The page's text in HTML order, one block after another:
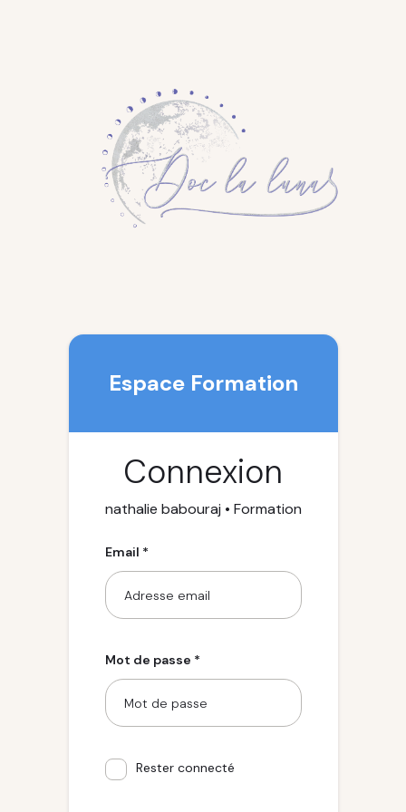
Espace Formation
Connexion
nathalie babouraj • Formation
Email *
Mot de passe *
Rester connecté